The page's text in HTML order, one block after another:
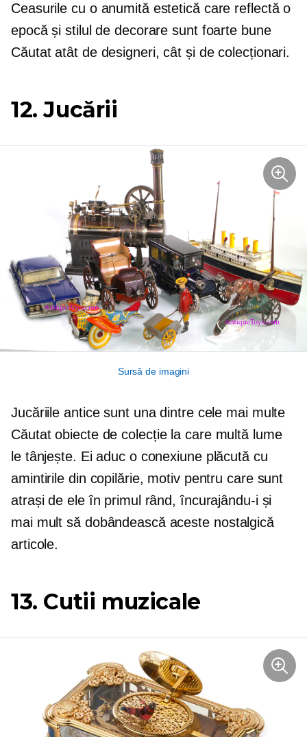
Ceasurile cu o anumită estetică care reflectă o
epocă și stilul de decorare sunt foarte bune
Căutatatât de designeri, cât și de colecționari.
12. Jucării
Sursă de imagini
Jucăriile antice sunt una dintre cele mai multe
Căutatobiecte de colecție la care multă lume
le tânjește. Ei aduc o conexiune plăcută cu
amintirile din copilărie, motiv pentru care sunt
atrași de ele în primul rând, încurajându-i și
mai mult să dobândească aceste nostalgică
articole.
13. Cutii muzicale